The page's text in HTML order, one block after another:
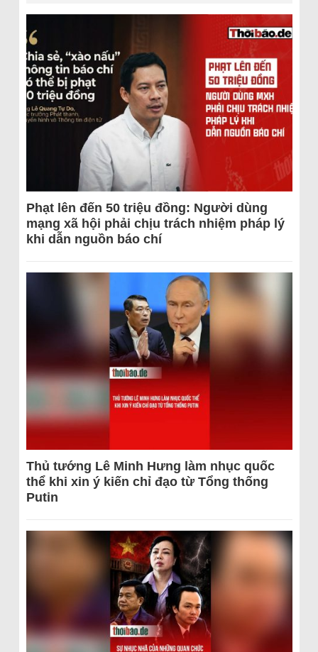
Phạt lên đến 50 triệu đồng: Người dùng
mạng xã hội phải chịu trách nhiệm pháp lý
khi dẫn nguồn báo chí
Thủ tướng Lê Minh Hưng làm nhục quốc
thể khi xin ý kiến chỉ đạo từ Tổng thống
Putin